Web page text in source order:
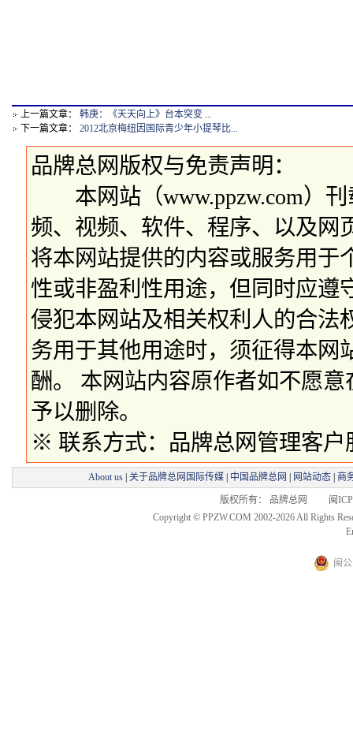
上一篇文章： 韩庚：《天天向上》台本突变 ...
下一篇文章： 2012北京梅纽因国际青少年小提琴比...
品牌总网版权与免责声明：
本网站（www.ppzw.com）刊
频、视频、软件、程序、以及网
将本网站提供的内容或服务用于
性或非盈利性用途，但同时应遵
侵犯本网站及相关权利人的合法
务用于其他用途时，须征得本网
酬。 本网站内容原作者如不愿
予以删除。
※ 联系方式：品牌总网管理客户
About us 关于品牌总网国际传媒 中国品牌总网 网站动态 商
版权所有： 品牌总网 闽ICP
Copyright © PPZW.COM 2002-2026 All Rights
闽